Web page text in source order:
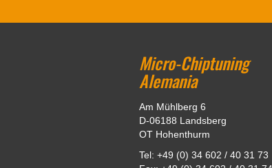
Micro-Chiptuning
Alemania
Am Mühlberg 6
D-06188 Landsberg
OT Hohenthurm
Tel: +49 (0) 34 602 / 40 31 73